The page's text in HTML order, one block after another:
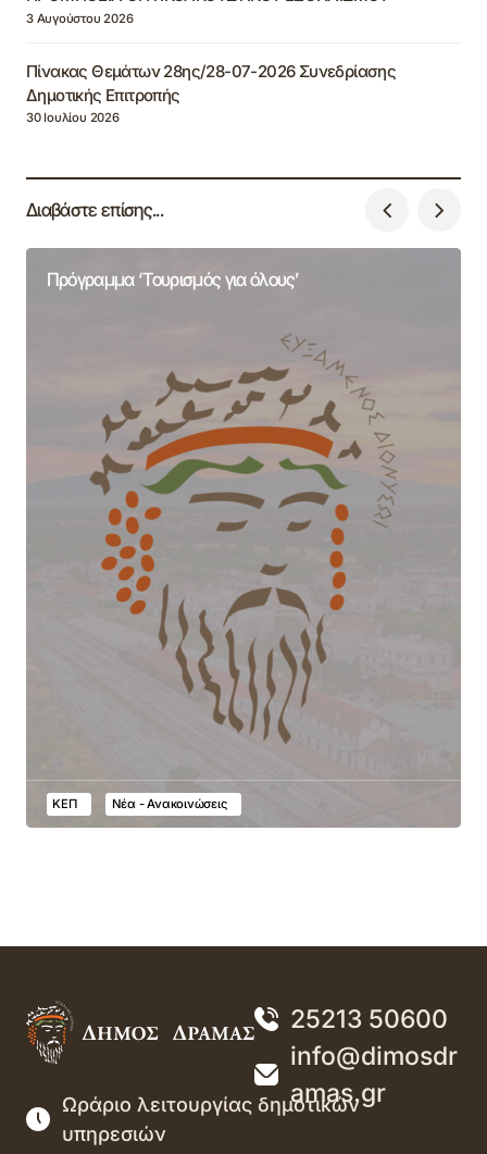
3 Αυγούστου 2026
Πίνακας Θεμάτων 28ης/28-07-2026 Συνεδρίασης
Δημοτικής Επιτροπής
30 Ιουλίου 2026
Διαβάστε επίσης...
Πρόγραμμα ‘Τουρισμός για όλους’
ΚΕΠ Νέα - Ανακοινώσεις
25213 50600
info@dimosdr
amas.gr
Ωράριο λειτουργίας δημοτικών
υπηρεσιών